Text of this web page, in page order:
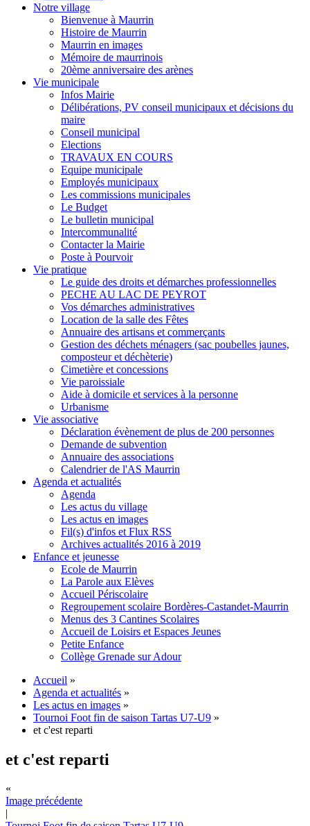
Notre village
Bienvenue à Maurrin
Histoire de Maurrin
Maurrin en images
Mémoire de maurrinois
20ème anniversaire des arènes
Vie municipale
Infos Mairie
Délibérations, PV conseil municipaux et décisions du
maire
Conseil municipal
Elections
TRAVAUX EN COURS
Equipe municipale
Employés municipaux
Les commissions municipales
Le Budget
Le bulletin municipal
Intercommunalité
Contacter la Mairie
Poste à Pourvoir
Vie pratique
Le guide des droits et démarches professionnelles
PECHE AU LAC DE PEYROT
Vos démarches administratives
Location de la salle des Fêtes
Annuaire des artisans et commerçants
Gestion des déchets ménagers (sac poubelles jaunes,
composteur et déchèterie)
Cimetière et concessions
Vie paroissiale
Aide à domicile et services à la personne
Urbanisme
Vie associative
Déclaration évènement de plus de 200 personnes
Demande de subvention
Annuaire des associations
Calendrier de l'AS Maurrin
Agenda et actualités
Agenda
Les actus du village
Les actus en images
Fil(s) d'infos et Flux RSS
Archives actualités 2016 à 2019
Enfance et jeunesse
Ecole de Maurrin
La Parole aux Elèves
Accueil Périscolaire
Regroupement scolaire Bordères-Castandet-Maurrin
Menus des 3 Cantines Scolaires
Accueil de Loisirs et Espaces Jeunes
Petite Enfance
Collège Grenade sur Adour
Accueil »
Agenda et actualités »
Les actus en images »
Tournoi Foot fin de saison Tartas U7-U9 »
et c'est reparti
et c'est reparti
«
Image précédente
|